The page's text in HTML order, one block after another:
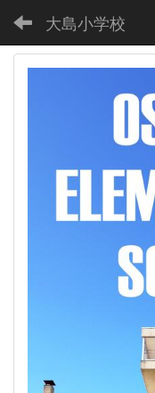
大島小学校